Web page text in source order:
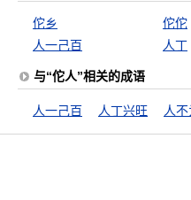
佗乡 佗佗
人一己百
人丁
与“佗人”相关的成语
人一己百 人丁兴旺